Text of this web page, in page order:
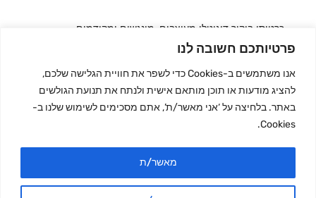
פרטיותכם חשובה לנו
אנו משתמשים ב-Cookies כדי לשפר את חוויית הגלישה שלכם,
להציג מודעות או תוכן מותאם אישית ולנתח את תנועת הגולשים
באתר. בלחיצה על ‘אני מאשר/ת’, אתם מסכימים לשימוש שלנו ב-
Cookies.
מאשר/ת
כרטיסי ביקור דיגיטלי מעוצבים, מונגשים ומקודמים
מדריך בעלי המקצוע
מדריך העסקים